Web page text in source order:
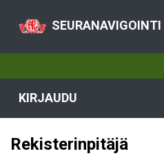
SEURANAVIGOINTI
KIRJAUDU
Rekisterinpitäjä